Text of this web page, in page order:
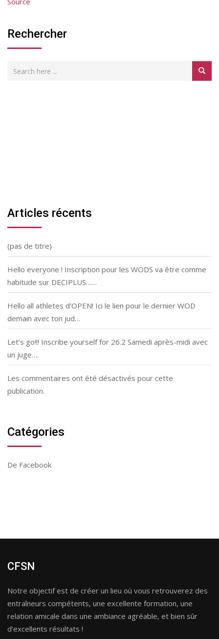
Rechercher
Articles récents
(pas de titre)
Hello everyone ! Inscription pour les WODS va être comme
habitude sur DECIPLUS……
Hello all athletes d’OPEN! Ici le lien pour le dernier WOD
demain avec ton jud…
Let’s go!!! Inscribe yourself for 26.2 Samedi après-midi avec
un juge….
Les commentaires ont été désactivés pour cette
publication.
Catégories
De Facebook
CFSN
Notre objectif est de créer un lieu où vous retrouverez des
entraîneurs compétents, une excellente formation, une
relation amicale dans une ambiance agréable, et bien sûr
d’excellents résultats !